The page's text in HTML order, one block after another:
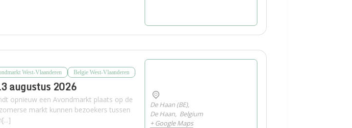
West-Vlaanderen Belgie West-Vlaanderen
augustus 2026
opnieuw een Avondmarkt plaats op de
markt kunnen bezoekers tussen
De Haan (BE),
De Haan, Belgium
+ Google Maps